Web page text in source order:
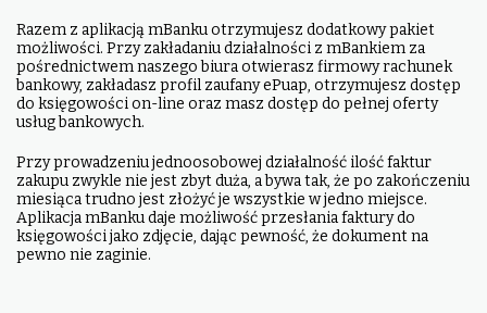
Razem z aplikacją mBanku otrzymujesz dodatkowy pakiet
możliwości. Przy zakładaniu działalności z mBankiem za
pośrednictwem naszego biura otwierasz firmowy rachunek
bankowy, zakładasz profil zaufany ePuap, otrzymujesz dostęp
do księgowości on-line oraz masz dostęp do pełnej oferty
usług bankowych.
Przy prowadzeniu jednoosobowej działalność ilość faktur
zakupu zwykle nie jest zbyt duża, a bywa tak, że po zakończeniu
miesiąca trudno jest złożyć je wszystkie w jedno miejsce.
Aplikacja mBanku daje możliwość przesłania faktury do
księgowości jako zdjęcie, dając pewność, że dokument na
pewno nie zaginie.